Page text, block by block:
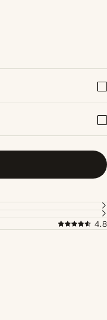
4.8